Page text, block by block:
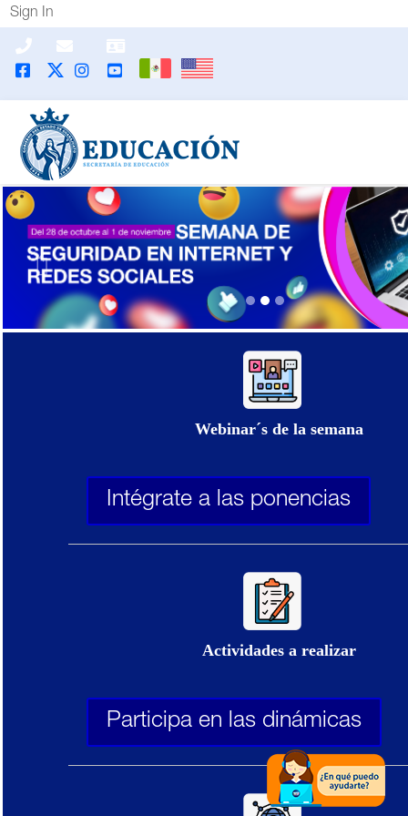
Sign In
Previous
Webinar´s de la semana
Intégrate a las ponencias
Actividades a realizar
Participa en las dinámicas